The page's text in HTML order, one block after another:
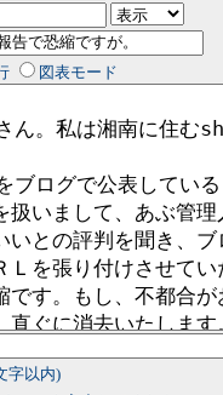
図表モード
字以内)